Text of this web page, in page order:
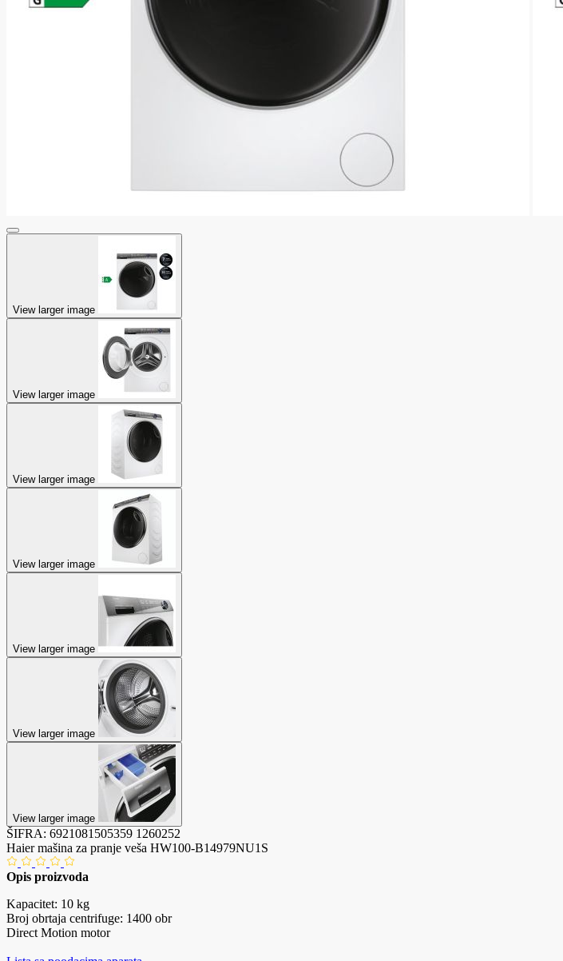
View larger image
View larger image
View larger image
View larger image
View larger image
View larger image
View larger image
ŠIFRA: 6921081505359 1260252
Haier mašina za pranje veša HW100-B14979NU1S
Opis proizvoda
Kapacitet: 10 kg
Broj obrtaja centrifuge: 1400 obr
Direct Motion motor